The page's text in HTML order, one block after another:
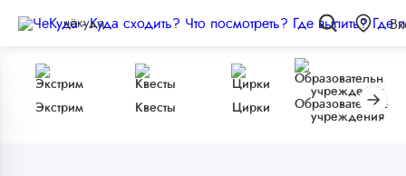
чёкуда
Экстрим Квесты Цирки
Образовательные
учреждения